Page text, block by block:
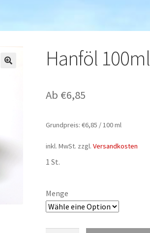
Hanföl 100ml
Ab €6,85
Grundpreis:€6,85 /100ml
inkl. MwSt. zzgl.Versandkosten
1 St.
Menge